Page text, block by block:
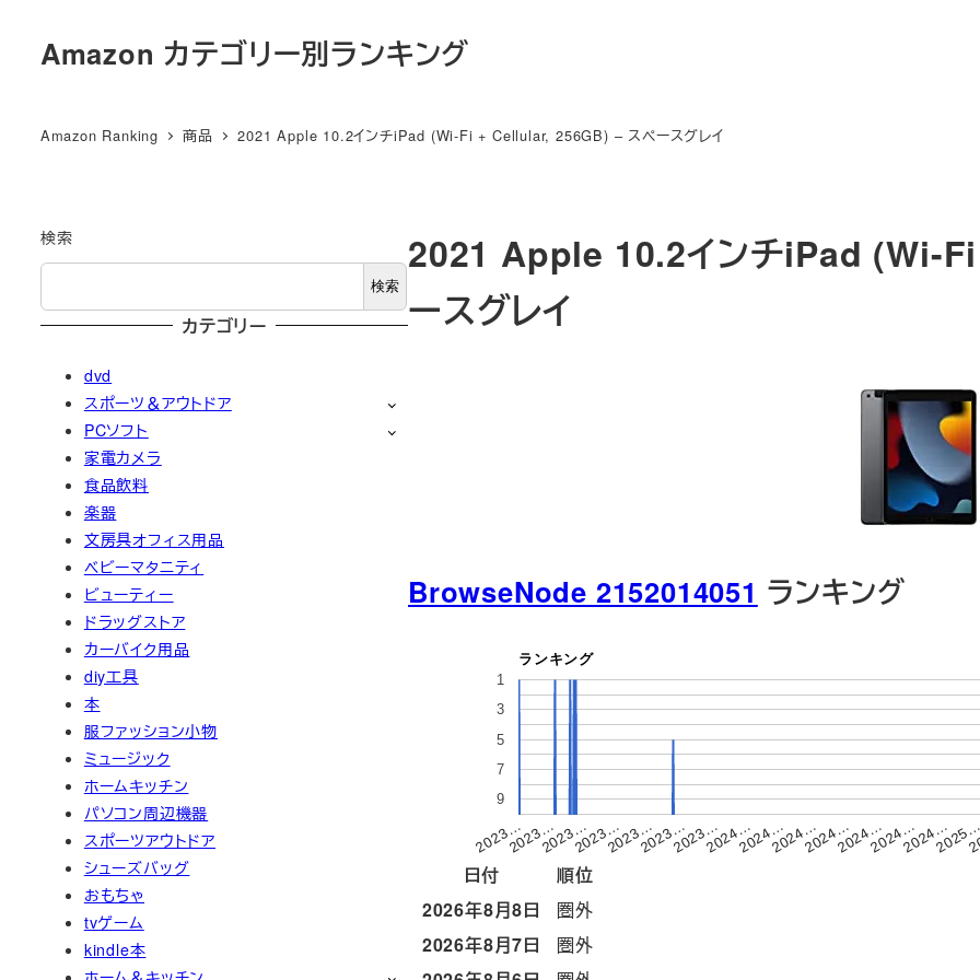
Amazon カテゴリー別ランキング
Amazon Ranking 商品 2021 Apple 10.2インチiPad (Wi-Fi + Cellular, 256GB) – スペースグレイ
2021 Apple 10.2インチiPad (Wi-
ースグレイ
BrowseNode 2152014051 ランキング
ランキング
2023…2023…2023…2023…2023…2023…2023…2024…2024…2024…2024…2024…2024…2024…
1
3
5
7
9
日付
順位
2026年8月8日
圏外
2026年8月7日
圏外
検索
検索
カテゴリー
dvd
スポーツ＆アウトドア
PCソフト
家電カメラ
食品飲料
楽器
文房具オフィス用品
ベビーマタニティ
ビューティー
ドラッグストア
カーバイク用品
diy工具
本
服ファッション小物
ミュージック
ホームキッチン
パソコン周辺機器
スポーツアウトドア
シューズバッグ
おもちゃ
tvゲーム
kindle本